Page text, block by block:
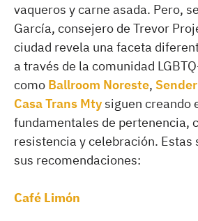
vaqueros y carne asada. Pero,
García, consejero de Trevor
ciudad revela una faceta
a través de la comunidad
como Ballroom Noreste,
Casa Trans Mtysiguen creando
fundamentales de pertenencia,
resistencia y celebración. Estas
sus recomendaciones:
Café Limón